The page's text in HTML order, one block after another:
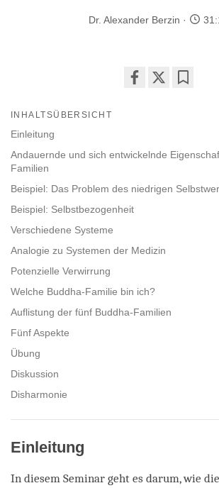
Dr. Alexander Berzin
INHALTSÜBERSICHT
Einleitung
Andauernde und sich entwickelnde
Familien
Beispiel: Das Problem des niedrigen
Beispiel: Selbstbezogenheit
Verschiedene Systeme
Analogie zu Systemen der Medizin
Potenzielle Verwirrung
Welche Buddha-Familie bin ich?
Auflistung der fünf Buddha-Familien
Fünf Aspekte
Übung
Diskussion
Disharmonie
Einleitung
In diesem Seminar geht es darum, wie